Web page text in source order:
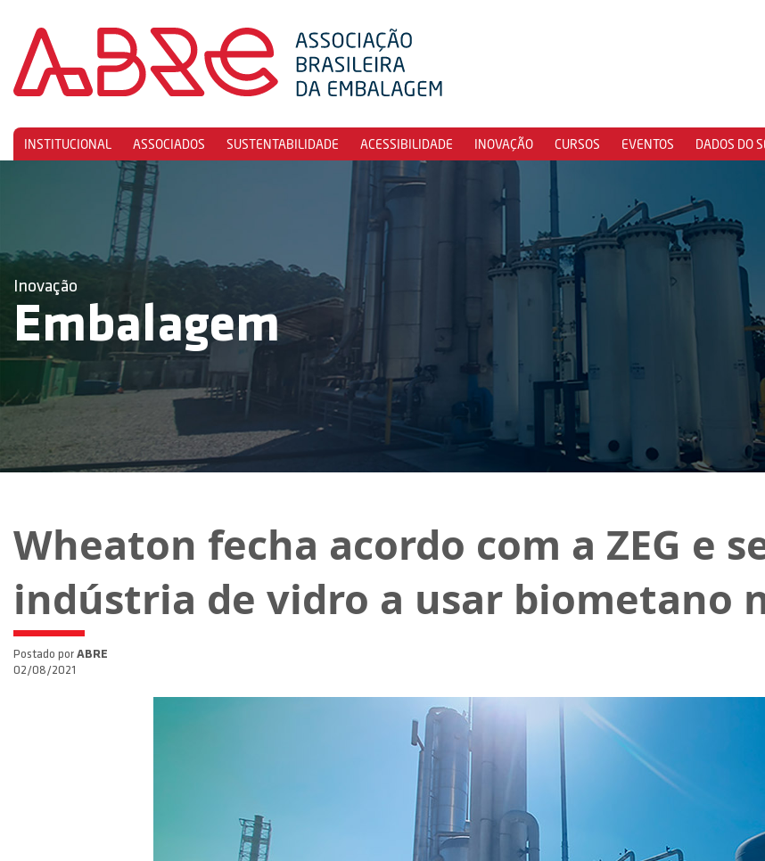
INSTITUCIONAL ASSOCIADOS SUSTENTABILIDADE ACESSIBILIDADE INOVAÇÃO CURSOS EVENTOS DADOS DO
Inovação
Embalagem
Wheaton fecha acordo com a ZEG e
indústria de vidro a usar biometano
Postado por ABRE
02/08/2021